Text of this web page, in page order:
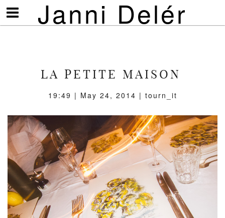
Janni Delér
Visa/göm
meny
LA PETITE MAISON
19:49 | May 24, 2014 | tourn_it